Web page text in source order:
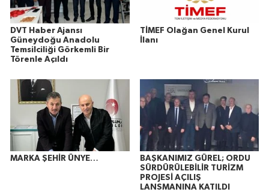
DVT Haber Ajansı
Güneydoğu Anadolu
Temsilciliği Görkemli Bir
Törenle Açıldı
TİMEF Olağan Genel Kurul
İlanı
MARKA ŞEHİR ÜNYE…
BAŞKANIMIZ GÜREL; ORDU
SÜRDÜRÜLEBİLİR TURİZM
PROJESİ AÇILIŞ
LANSMANINA KATILDI